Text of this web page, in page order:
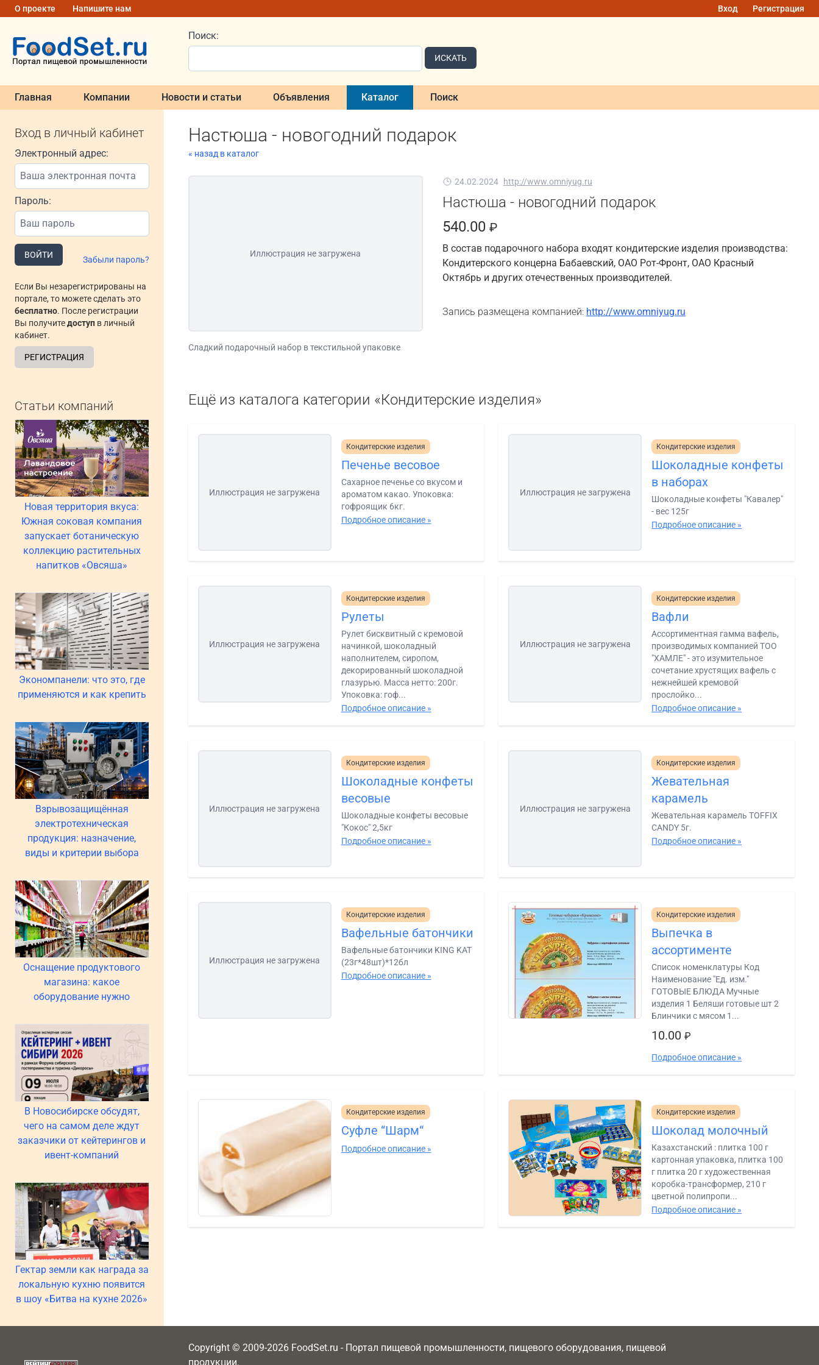
О проекте Напишите нам Вход Регистрация
Поиск:
ИСКАТЬ
Главная Компании Новости и статьи Объявления Каталог Поиск
Вход в личный кабинет
Электронный адрес:
Пароль:
ВОЙТИ Забыли пароль?
Если Вы незарегистрированы на
портале, то можете сделать это
бесплатно. После регистрации
Вы получитедоступ в личный
кабинет.
РЕГИСТРАЦИЯ
Статьи компаний
Новая территория вкуса:
Южная соковая компания
запускает ботаническую
коллекцию растительных
напитков «Овсяша»
Экономпанели: что это, где
применяются и как крепить
Взрывозащищённая
электротехническая
продукция: назначение,
виды и критерии выбора
Оснащение продуктового
магазина: какое
оборудование нужно
В Новосибирске обсудят,
чего на самом деле ждут
заказчики от кейтерингов и
ивент-компаний
Гектар земли как награда за
локальную кухню появится
в шоу «Битва на кухне 2026»
Настюша - новогодний подарок
« назад в каталог
Иллюстрация не загружена
Сладкий подарочный набор в текстильной упаковке
24.02.2024 http://www.omniyug.ru
Настюша - новогодний подарок
540.00₽
В состав подарочного набора входят кондитерские изделия производства:
Кондитерского концерна Бабаевский, ОАО Рот-Фронт, ОАО Красный
Октябрь и других отечественных производителей.
Запись размещена компанией: http://www.omniyug.ru
Ещё из каталога категории «Кондитерские изделия»
Иллюстрация не загружена
Кондитерские изделия
Печенье весовое
Сахарное печенье со вкусом и
ароматом какао. Упоковка:
гофроящик 6кг.
Подробное описание »
Иллюстрация не загружена
Кондитерские изделия
Шоколадные конфеты
в наборах
Шоколадные конфеты "Кавалер"
- вес 125г
Подробное описание »
Иллюстрация не загружена
Кондитерские изделия
Рулеты
Рулет бисквитный с кремовой
начинкой, шоколадный
наполнителем, сиропом,
декорированный шоколадной
глазурью. Масса нетто: 200г.
Упоковка: гоф...
Подробное описание »
Иллюстрация не загружена
Кондитерские изделия
Вафли
Ассортиментная гамма вафель,
производимых компанией ТОО
"ХАМЛЕ" - это изумительное
сочетание хрустящих вафель с
нежнейшей кремовой
прослойко...
Подробное описание »
Иллюстрация не загружена
Кондитерские изделия
Шоколадные конфеты
весовые
Шоколадные конфеты весовые
"Кокос" 2,5кг
Подробное описание »
Иллюстрация не загружена
Кондитерские изделия
Жевательная
карамель
Жевательная карамель TOFFIX
CANDY 5г.
Подробное описание »
Иллюстрация не загружена
Кондитерские изделия
Вафельные батончики
Вафельные батончики KING KAT
(23г*48шт)*12бл
Подробное описание »
Кондитерские изделия
Выпечка в
ассортименте
Список номенклатуры Код
Наименование "Ед. изм."
ГОТОВЫЕ БЛЮДА Мучные
изделия 1 Беляши готовые шт 2
Блинчики с мясом 1...
10.00₽
Подробное описание »
Кондитерские изделия
Суфле “Шарм“
Подробное описание »
Кондитерские изделия
Шоколад молочный
Казахстанский : плитка 100 г
картонная упаковка, плитка 100
г плитка 20 г художественная
коробка-трансформер, 210 г
цветной полипропи...
Подробное описание »
Copyright © 2009-2026 FoodSet.ru - Портал пищевой промышленности, пищевого оборудования, пищевой
продукции.